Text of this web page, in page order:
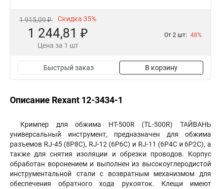
1 915,09 ₽ Скидка 35%
1 244,81 ₽
Цена за 1 шт
От 2 шт: 48%
Быстрый заказ В корзину
Описание Rexant 12-3434-1
Кримпер для обжима HT-500R (TL-500R) ТАЙВАНЬ
универсальный инструмент, предназначен для обжима
разъемов RJ-45 (8P8C), RJ-12 (6P6C) и RJ-11 (6P4C и 6P2C), а
также для снятия изоляции и обрезки проводов. Корпус
обработан воронением и выполнен из высокоуглеродистой
инструментальной стали с возвратным механизмом для
обеспечения обратного хода рукояток. Клещи имеют